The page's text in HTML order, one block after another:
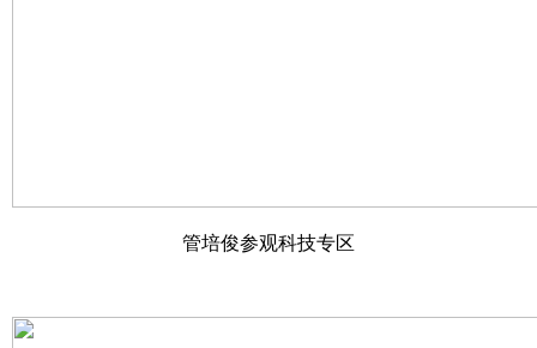
管培俊参观科技专区